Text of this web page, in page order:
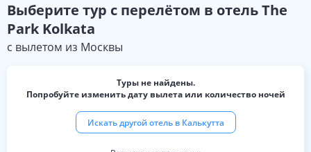
Выберите тур с перелётом в отельThe
Park Kolkata
с вылетом из Москвы
Туры не найдены.
Попробуйте изменить дату вылета или количество ночей
Искать другой отель в Калькутта